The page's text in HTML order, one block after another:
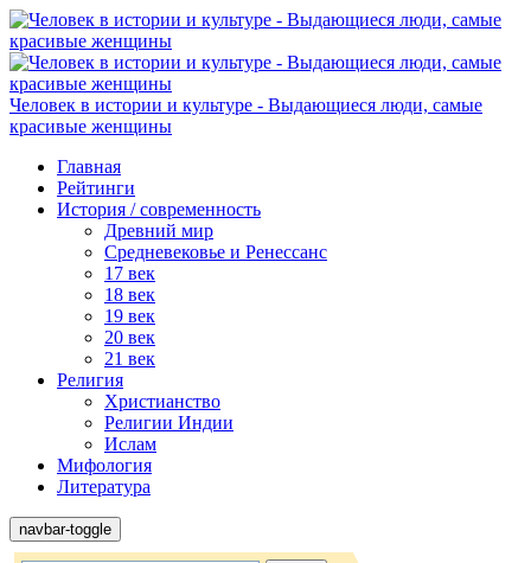
Человек в истории и культуре - Выдающиеся люди, самые
красивые женщины
Главная
Рейтинги
История / современность
Древний мир
Средневековье и Ренессанс
17 век
18 век
19 век
20 век
21 век
Религия
Христианство
Религии Индии
Ислам
Мифология
Литература
navbar-toggle